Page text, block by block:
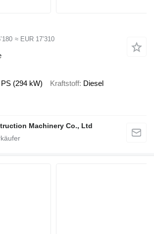
≈ EUR 17’310
(294 kW) Kraftstoff Diesel
Machinery Co., Ltd